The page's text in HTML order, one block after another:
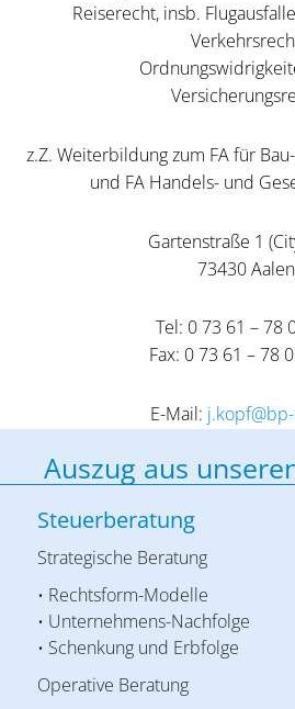
Reiserecht, insb.
z.Z. Weiterbildung zum FA für
und FA Handels- und
Gartenstraße 1
73430 Aalen
Tel: 0 73 61 – 78
Fax: 0 73 61 – 78
E-Mail:
Auszug aus
Steuerberatung
Strategische Beratung
• Rechtsform-Modelle
• Unternehmens-Nachfolge
• Schenkung und Erbfolge
Operative Beratung